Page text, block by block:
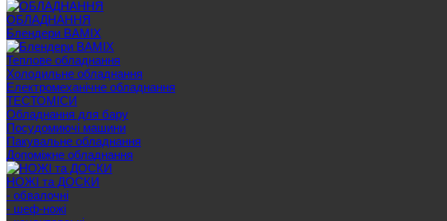
ОБЛАДНАННЯ
Блендери BAMIX
Теплове обладнання
Холодильне обладнання
Електромеханічне обладнання
ТЕСТОМІСИ
Обладнання для бару
Посудомиючі машини
Пакувальне обладнання
Допоміжне обладнання
НОЖІ та ДОСКИ
- обвалочні
- шеф-ножі